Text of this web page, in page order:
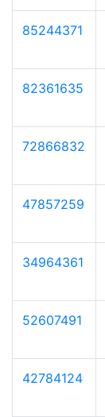
85244371
82361635
72866832
47857259
34964361
52607491
42784124